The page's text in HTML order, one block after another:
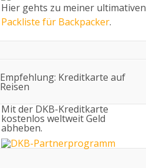
Hier gehts zu meiner ultimativen
Packliste für Backpacker.
Empfehlung: Kreditkarte auf
Reisen
Mit der DKB-Kreditkarte
kostenlos weltweit Geld
abheben.